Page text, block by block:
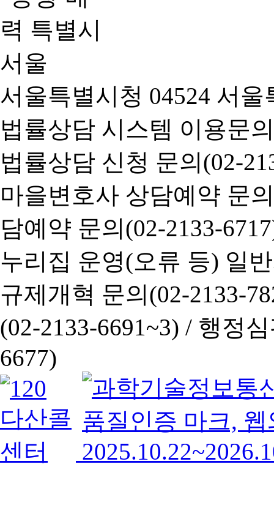
서울특별시청 04524 서
법률상담 시스템 이용문
법률상담 신청 문의(02-
마을변호사 상담예약 문
담예약 문의(02-2133-
누리집 운영(오류 등) 일
규제개혁 문의(02-2133-
(02-2133-6691~3) / 행정심
6677)